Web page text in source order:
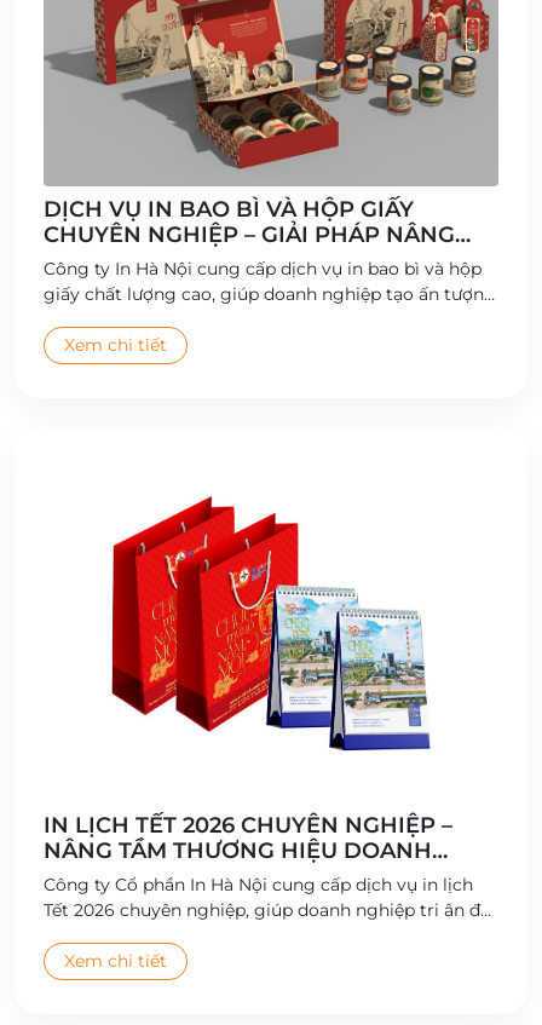
DỊCH VỤ IN BAO BÌ VÀ HỘP GIẤY
CHUYÊN NGHIỆP – GIẢI PHÁP NÂNG
TẦM THƯƠNG HIỆU
Công ty In Hà Nội cung cấp dịch vụ in bao bì và hộp
giấy chất lượng cao, giúp doanh nghiệp tạo ấn tượng
Xem chi tiết
IN LỊCH TẾT 2026 CHUYÊN NGHIỆP –
NÂNG TẦM THƯƠNG HIỆU DOANH
NGHIỆP
Công ty Cổ phần In Hà Nội cung cấp dịch vụ in lịch
Tết 2026 chuyên nghiệp, giúp doanh nghiệp tri ân đối
Xem chi tiết